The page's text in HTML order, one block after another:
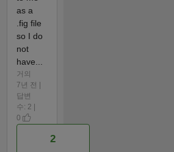
as a
.fig file
so I do
not
have...
거의
7년 전 |
답변
수: 2 |
0
2